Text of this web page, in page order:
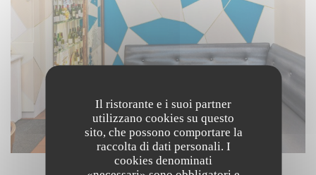
Il ristorante e i suoi partner
utilizzano cookies su questo
sito, che possono comportare la
raccolta di dati personali. I
cookies denominati